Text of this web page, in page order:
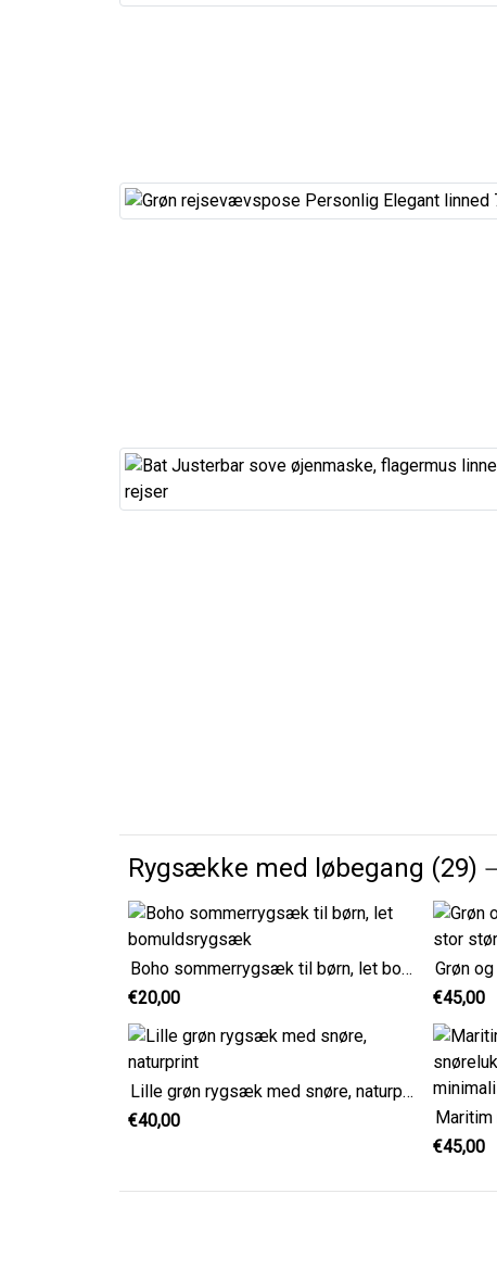
Rygsække med løbegang (29)
Boho sommerrygsæk til børn, let bomuldsrygsæk
€20,00
€45,00
Lille grøn rygsæk med snøre, naturprint
€40,00
€45,00